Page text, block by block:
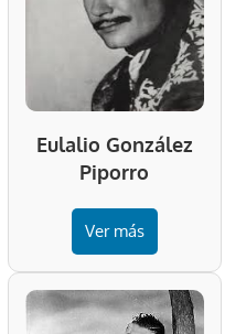
Eulalio González
Piporro
Ver más